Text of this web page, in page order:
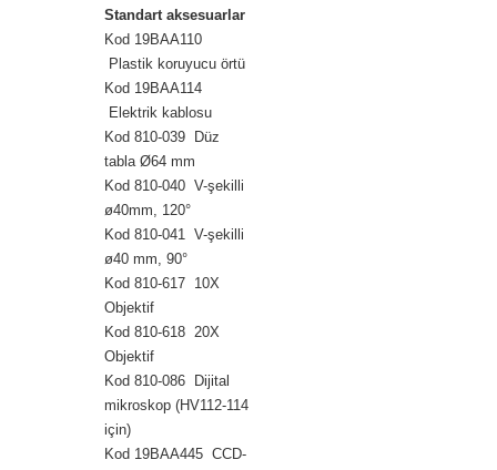
Standart aksesuarlar
Kod 19BAA110
Plastik koruyucu örtü
Kod 19BAA114
Elektrik kablosu
Kod 810-039 Düz
tabla Ø64 mm
Kod 810-040 V-şekilli
ø40mm, 120°
Kod 810-041 V-şekilli
ø40 mm, 90°
Kod 810-617 10X
Objektif
Kod 810-618 20X
Objektif
Kod 810-086 Dijital
mikroskop (HV112-114
için)
Kod 19BAA445 CCD-